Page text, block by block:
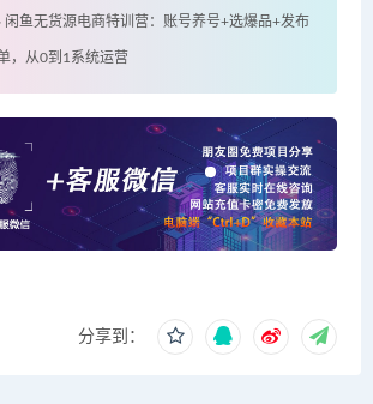
闲鱼无货源电商特训营：账号养号+选爆品+发布
，从0到1系统运营
分享到：